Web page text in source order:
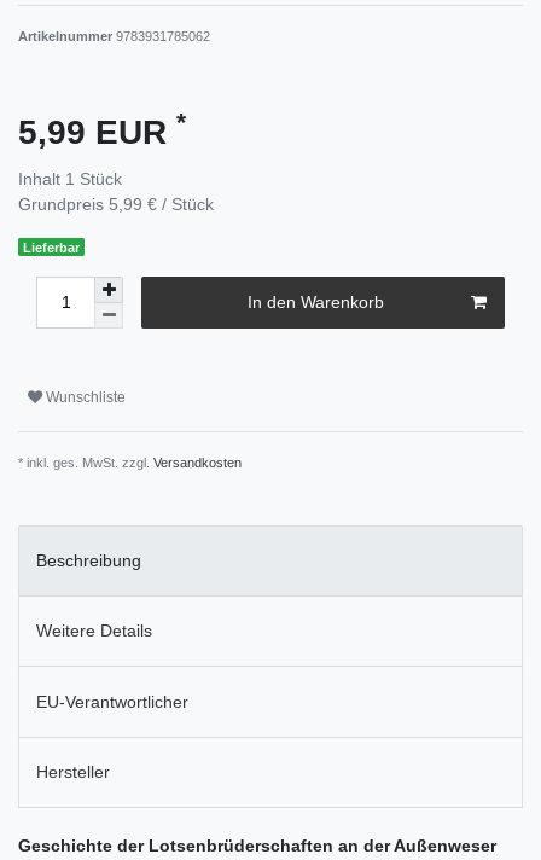
Artikelnummer 9783931785062
5,99 EUR *
Inhalt 1 Stück
Grundpreis 5,99 € / Stück
Lieferbar
In den Warenkorb
Wunschliste
* inkl. ges. MwSt. zzgl. Versandkosten
Beschreibung
Weitere Details
EU-Verantwortlicher
Hersteller
Geschichte der Lotsenbrüderschaften an der Außenweser